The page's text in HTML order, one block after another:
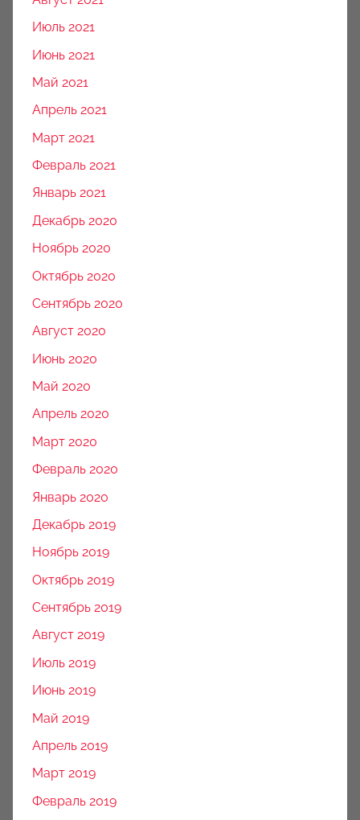
Июль 2021
Июнь 2021
Май 2021
Апрель 2021
Март 2021
Февраль 2021
Январь 2021
Декабрь 2020
Ноябрь 2020
Октябрь 2020
Сентябрь 2020
Август 2020
Июнь 2020
Май 2020
Апрель 2020
Март 2020
Февраль 2020
Январь 2020
Декабрь 2019
Ноябрь 2019
Октябрь 2019
Сентябрь 2019
Август 2019
Июль 2019
Июнь 2019
Май 2019
Апрель 2019
Март 2019
Февраль 2019